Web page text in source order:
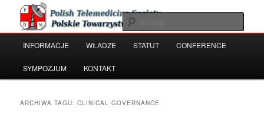
Przeskocz
tekstu
Przeskocz
widgetów
Polskie Towarzystwo Telemedycyny
i e-Zdrowia
Polish Telemedicine and e-Health Society
INFORMACJE WŁADZE STATUT CONFERENCE
SYMPOZJUM KONTAKT
ARCHIWA TAGU:CLINICAL GOVERNANCE